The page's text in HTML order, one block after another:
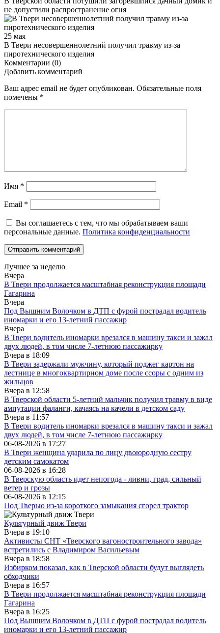
не допустили распространение огня
25 мая
В Твери несовершеннолетний получил травму из-за
пиротехнического изделия
Комментарии (0)
Добавить комментарий
Ваш адрес email не будет опубликован. Обязательные поля
помечены *
Имя *
Email *
Вы соглашаетесь с тем, что мы обрабатываем ваши
персональные данные. Политика конфиденциальности
Лучшее за неделю
Вчера
В Твери продолжается масштабная реконструкция площади
Гагарина
Вчера
Под Вышним Волочком в ДТП с фурой пострадал водитель
иномарки и его 13-летний пассажир
Вчера
В Твери водитель иномарки врезался в машину такси и зажал
двух людей, в том числе 7-летнюю пассажирку
Вчера в 18:09
В Твери задержали мужчину, который поджег картон на
лестнице в многоквартирном доме после ссоры с одним из
жильцов
Вчера в 12:58
В Тверской области 5-летний мальчик получил травму в виде
ампутации фаланги, качаясь на качели в детском саду
Вчера в 11:57
В Твери водитель иномарки врезался в машину такси и зажал
двух людей, в том числе 7-летнюю пассажирку
06-08-2026 в 17:27
В Твери женщина ударила по лицу двоюродную сестру
детским самокатом
06-08-2026 в 16:28
В Тверскую область идет непогода - ливни, град, сильный
ветер и грозы
06-08-2026 в 12:15
Под Тверью из-за короткого замыкания сгорел трактор
Культурный движ Твери
Вчера в 19:10
Активисты СНТ «Тверского вагоностроительного завода»
встретились с Владимиром Васильевым
Вчера в 18:58
Избирком показал, как в Тверской области будут выглядеть
обходчики
Вчера в 16:57
В Твери продолжается масштабная реконструкция площади
Гагарина
Вчера в 16:25
Под Вышним Волочком в ДТП с фурой пострадал водитель
иномарки и его 13-летний пассажир